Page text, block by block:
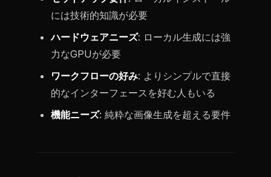
には技術的知識が必要
ハードウェアニーズ: ローカル生成には強
力なGPUが必要
ワークフローの好み: よりシンプルで直接
的なインターフェースを好む人もいる
機能ニーズ: 純粋な画像生成を超える要件